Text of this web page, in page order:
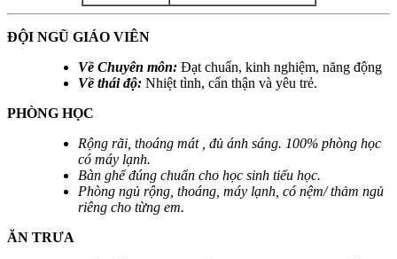
ĐỘI NGŨ GIÁO VIÊN
Về Chuyên môn: Đạt chuẩn, kinh nghiệm, năng động
Về thái độ: Nhiệt tình, cẩn thận và yêu trẻ.
PHÒNG HỌC
Rộng rãi, thoáng mát , đủ ánh sáng. 100% phòng học
có máy lạnh.
Bàn ghế đúng chuẩn cho học sinh tiểu học.
Phòng ngủ rộng, thoáng, máy lạnh, có nệm/ thảm ngủ
riêng cho từng em.
ĂN TRƯA